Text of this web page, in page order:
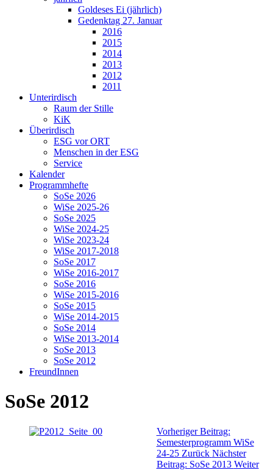
Goldeses Ei (jährlich)
Gedenktag 27. Januar
2016
2015
2014
2013
2012
2011
Unterirdisch
Raum der Stille
KiK
Überirdisch
ESG vor ORT
Menschen in der ESG
Service
Kalender
Programmhefte
SoSe 2026
WiSe 2025-26
SoSe 2025
WiSe 2024-25
WiSe 2023-24
WiSe 2017-2018
SoSe 2017
WiSe 2016-2017
SoSe 2016
WiSe 2015-2016
SoSe 2015
WiSe 2014-2015
SoSe 2014
WiSe 2013-2014
SoSe 2013
SoSe 2012
FreundInnen
SoSe 2012
Vorheriger Beitrag:
Semesterprogramm WiSe
24-25 Zurück Nächster
Beitrag: SoSe 2013 Weiter